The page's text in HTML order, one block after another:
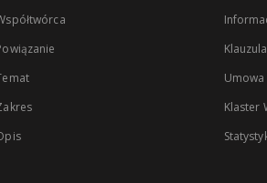
Umowa
Klaster